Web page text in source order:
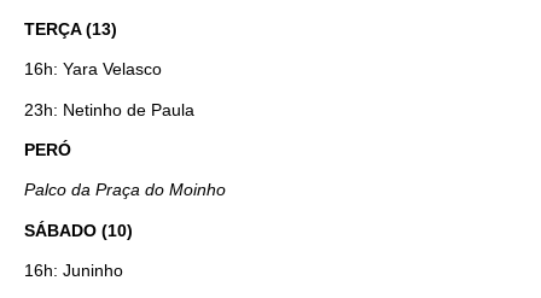
TERÇA (13)
16h: Yara Velasco
23h: Netinho de Paula
PERÓ
Palco da Praça do Moinho
SÁBADO (10)
16h: Juninho